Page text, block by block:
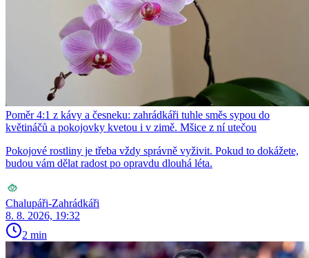
Poměr 4:1 z kávy a česneku: zahrádkáři tuhle směs sypou do
květináčů a pokojovky kvetou i v zimě. Mšice z ní utečou
Pokojové rostliny je třeba vždy správně vyživit. Pokud to dokážete,
budou vám dělat radost po opravdu dlouhá léta.
Chalupáři-Zahrádkáři
8. 8. 2026, 19:32
2 min